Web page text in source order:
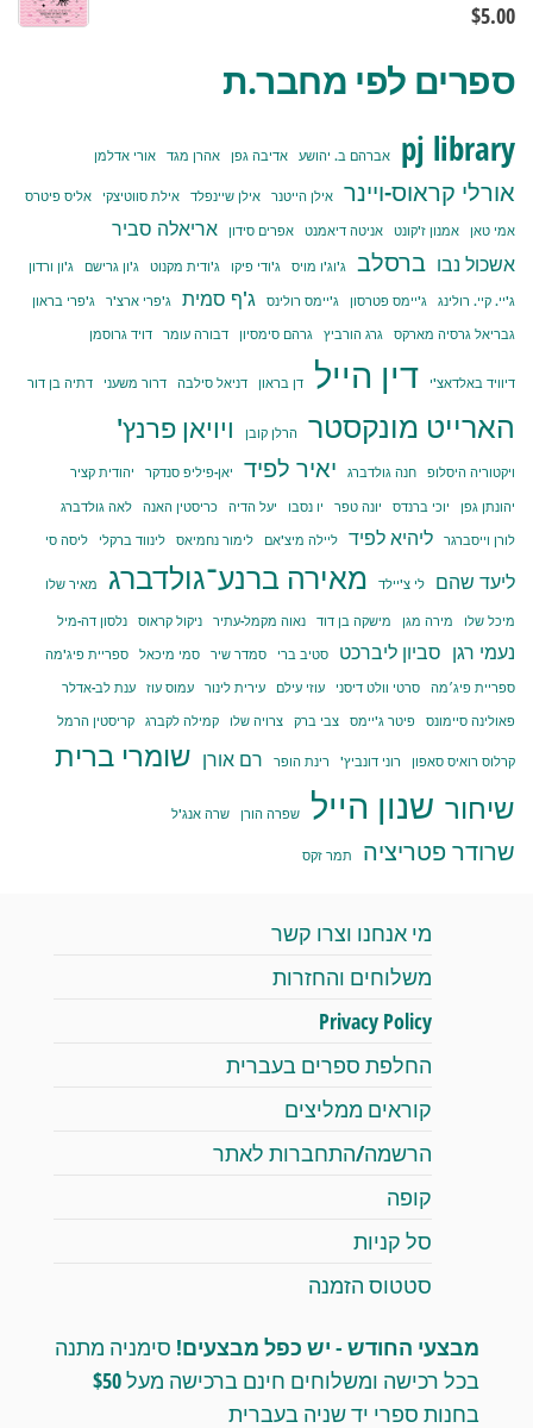
$5.00
ספרים לפי מחבר.ת
pj library אברהם ב. יהושע אדיבה גפן אהרן מגד אורי אדלמן
אורלי קראוס-ויינר אילן הייטנר אילן שיינפלד אילת סווטיצקי אליס פיטרס
אמי טאן אמנון ז'קונט אניטה דיאמנט אפרים סידון
אריאלה סביר
אשכול נבו ברסלב ג'וג'ו מויס ג'ודי פיקו ג'ודית מקנוט ג'ון גרישם ג'ון ורדון
ג'יי. קיי. רולינג ג'יימס פטרסון ג'יימס רולינס ג'ף סמית ג'פרי ארצ'ר
ג'פרי בראון
גבריאל גרסיה מארקס
גרג הורביץ גרהם סימסיון דבורה עומר דויד גרוסמן
דיוויד באלדאצ'י דין הייל דן בראון דניאל סילבה דרור משעני דתיה בן דור
הארייט מונקסטר הרלן קובן ויויאן פרנץ'
ויקטוריה היסלופ חנה גולדברג יאיר לפיד יאן-פיליפ סנדקר יהודית קציר
יהונתן גפן יוכי ברנדס יונה טפר יו נסבו יעל הדיה כריסטין האנה
לאה גולדברג
לורן וייסברגר
ליהיא לפיד ליילה מיצ'אם לימור נחמיאס לינווד ברקלי ליסה סי
ליעד שהם לי צ'יילד מאירה ברנע־גולדברג מאיר שלו
מיכל שלו מירה מגן מישקה בן דוד נאוה מקמל-עתיר ניקול קראוס נלסון דה-מיל
נעמי רגן סביון ליברכט סטיב ברי סמדר שיר סמי מיכאל
ספריית פיג'מה
ספריית פיג׳מה
סרטי וולט דיסני עוזי עילם עירית לינור עמוס עוז
ענת לב-אדלר
פאולינה סיימונס
פיטר ג'יימס צבי ברק צרויה שלו קמילה לקברג קריסטין הרמל
קרלוס רואיס סאפון רוני דונביץ' רינת הופר רם אורן שומרי ברית
שיחור שנון הייל שפרה הורן שרה אנג'ל
שרודר פטריציה תמר זקס
מי אנחנו וצרו קשר
משלוחים והחזרות
Privacy Policy
החלפת ספרים בעברית
קוראים ממליצים
הרשמה/התחברות לאתר
קופה
סל קניות
סטטוס הזמנה
מבצעי החודש - יש כפל מבצעים! סימניה מתנה
בכל רכישה ומשלוחים חינם ברכישה מעל $50
בחנות ספרי יד שניה בעברית